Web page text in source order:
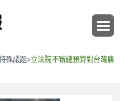
殊議題>立法院不審總預算對台灣農